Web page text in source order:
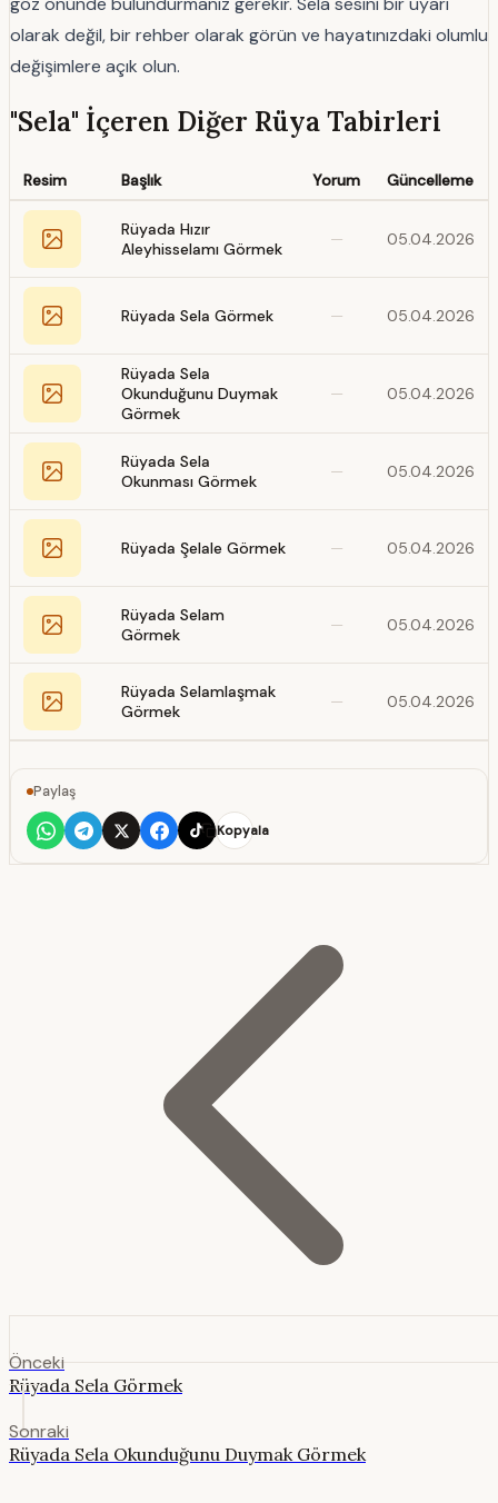
olarak değil, bir rehber olarak görün ve hayatınızdaki olumlu
değişimlere açık olun.
"Sela" İçeren Diğer Rüya Tabirleri
Resim Başlık Yorum Güncelleme
Rüyada Hızır
Aleyhisselamı Görmek
— 05.04.2026
Rüyada Sela Görmek — 05.04.2026
Rüyada Sela
Okunduğunu Duymak
Görmek
— 05.04.2026
Rüyada Sela
Okunması Görmek
— 05.04.2026
Rüyada Şelale Görmek — 05.04.2026
Rüyada Selam
Görmek
— 05.04.2026
Rüyada Selamlaşmak
Görmek
— 05.04.2026
Paylaş
Kopyala
Önceki
Rüyada Sela Görmek
Sonraki
Rüyada Sela Okunduğunu Duymak Görmek